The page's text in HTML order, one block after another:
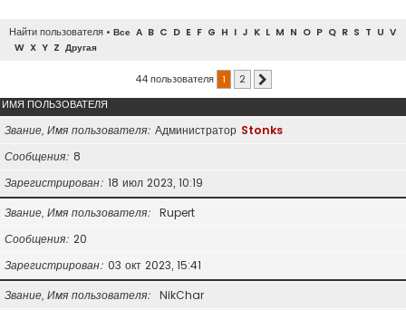
Найти пользователя • Все A B C D E F G H I J K L M N O P Q R S T U V
W X Y Z Другая
44 пользователя 1 2
ИМЯ ПОЛЬЗОВАТЕЛЯ
Звание, Имя пользователя Администратор Stonks
Сообщения 8
Зарегистрирован 18 июл 2023, 10:19
Звание, Имя пользователя
Rupert
Сообщения 20
Зарегистрирован 03 окт 2023, 15:41
Звание, Имя пользователя
NikChar